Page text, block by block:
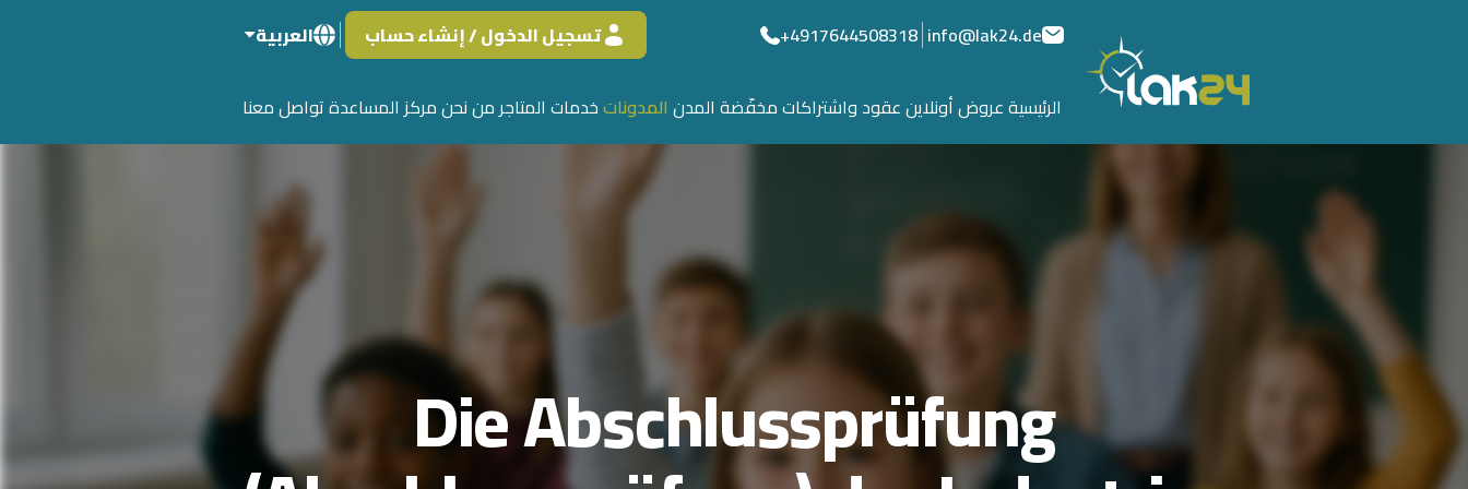
info@lak24.de
+4917644508318 تسجيل الدخول / إنشاء حساب العربية
الرئيسيةعروض أونلاينعقود واشتراكات مخفّضة المدن المدوناتخدمات المتاجرمن نحنمركز المساعدةتواصل معنا
Die Abschlussprüfung